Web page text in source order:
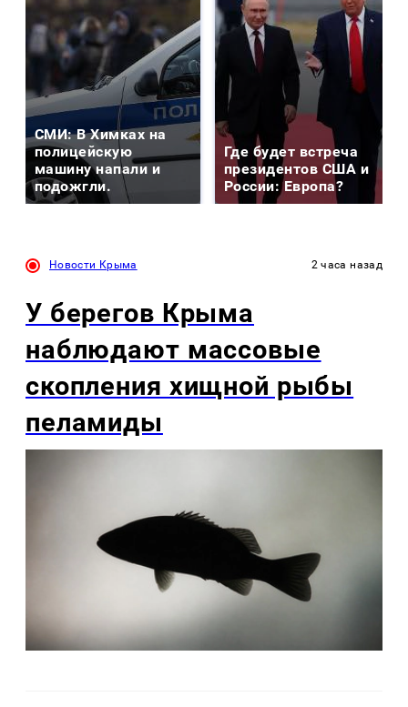
СМИ: В Химках на
полицейскую
машину напали и
подожгли.
Где будет встреча
президентов США и
России: Европа?
Новости Крыма 2 часа назад
У берегов Крыма
наблюдают массовые
скопления хищной рыбы
пеламиды